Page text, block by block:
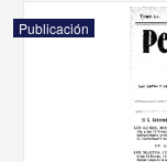
Publicación